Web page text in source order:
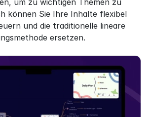
können Sie Ihre Inhalte flexibel
und die traditionelle lineare
ersetzen.